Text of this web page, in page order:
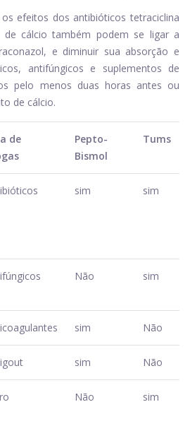
efeitos dos antibióticos tetraciclina
de cálcio também podem se ligar a
e diminuir sua absorção e
antifúngicos e suplementos de
pelo menos duas horas antes ou
de cálcio.
de
Pepto-
Bismol
Tums
sim sim
Não sim
sim Não
sim Não
Não sim